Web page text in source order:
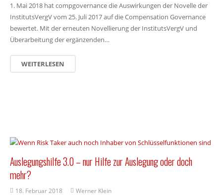
1. Mai 2018 hat compgovernance die Auswirkungen der Novelle der
InstitutsVergV vom 25. Juli 2017 auf die Compensation Governance
bewertet. Mit der erneuten Novellierung der InstitutsVergV und
Überarbeitung der ergänzenden…
WEITERLESEN
Auslegungshilfe 3.0 – nur Hilfe zur Auslegung oder doch
mehr?
18. Februar 2018
Werner Klein